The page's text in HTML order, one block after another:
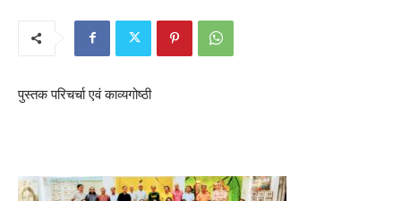
पुस्तक परिचर्चा एवं काव्यगोष्ठी